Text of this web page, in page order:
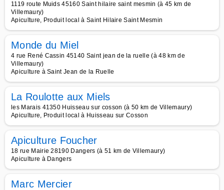
1119 route Muids 45160 Saint hilaire saint mesmin (à 45 km de
Villemaury)
Apiculture, Produit local à Saint Hilaire Saint Mesmin
Monde du Miel
4 rue René Cassin 45140 Saint jean de la ruelle (à 48 km de
Villemaury)
Apiculture à Saint Jean de la Ruelle
La Roulotte aux Miels
les Marais 41350 Huisseau sur cosson (à 50 km de Villemaury)
Apiculture, Produit local à Huisseau sur Cosson
Apiculture Foucher
18 rue Mairie 28190 Dangers (à 51 km de Villemaury)
Apiculture à Dangers
Marc Mercier